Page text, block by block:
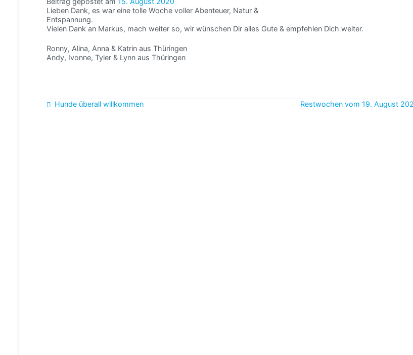
Lieben Dank, es war eine tolle Woche voller Abenteuer, Natur &
Entspannung.
Vielen Dank an Markus, mach weiter so, wir wünschen Dir alles Gute & empfehlen Dich weiter.
Ronny, Alina, Anna & Katrin aus Thüringen
Andy, Ivonne, Tyler & Lynn aus Thüringen
Beitragsnavigation
Hunde überall willkommen Restwochen vom 19. August